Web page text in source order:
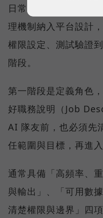
日常營運的關鍵，在
理機制納入平台設計
權限設定、測試驗證
階段。
第一階段是定義角色
好職務說明（Job
AI 隊友前，也必須先
任範圍與目標，再進入
通常具備「高頻率、
與輸出」、「可用數
清楚權限與邊界」四